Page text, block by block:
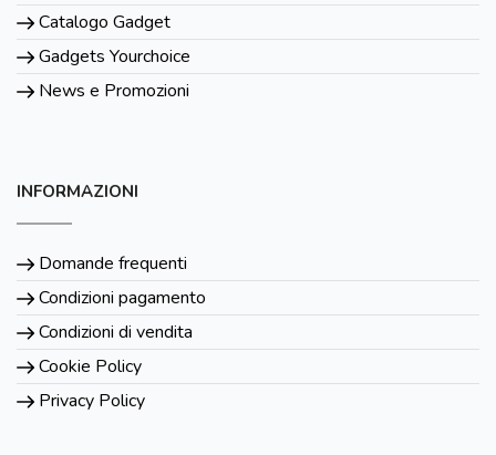
Catalogo Gadget
Gadgets Yourchoice
News e Promozioni
INFORMAZIONI
Domande frequenti
Condizioni pagamento
Condizioni di vendita
Cookie Policy
Privacy Policy